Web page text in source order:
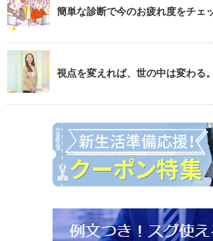
簡単な診断で今のお疲れ度をチェ
視点を変えれば、世の中は変わ